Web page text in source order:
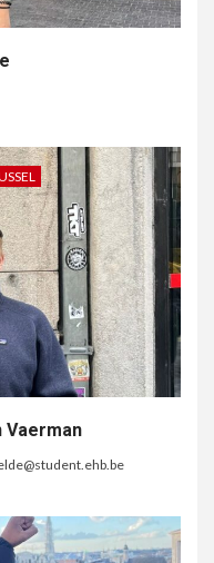
Vaerman